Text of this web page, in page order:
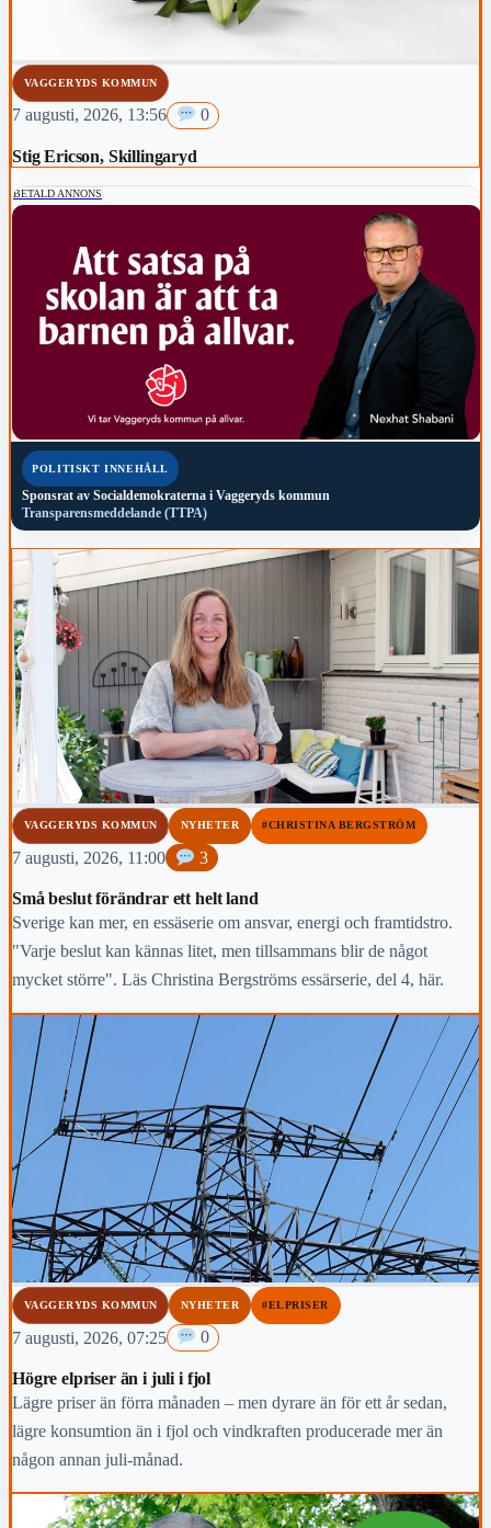
VAGGERYDS KOMMUN
7 augusti, 2026, 13:56 0
Stig Ericson, Skillingaryd
BETALD ANNONS
POLITISKT INNEHÅLL
Sponsrat av Socialdemokraterna i Vaggeryds kommun
Transparensmeddelande (TTPA)
VAGGERYDS KOMMUN NYHETER #CHRISTINA BERGSTRÖM
7 augusti, 2026, 11:00 3
Små beslut förändrar ett helt land
Sverige kan mer, en essäserie om ansvar, energi och framtidstro.
"Varje beslut kan kännas litet, men tillsammans blir de något
mycket större". Läs Christina Bergströms essärserie, del 4, här.
VAGGERYDS KOMMUN NYHETER #ELPRISER
7 augusti, 2026, 07:25 0
Högre elpriser än i juli i fjol
Lägre priser än förra månaden – men dyrare än för ett år sedan,
lägre konsumtion än i fjol och vindkraften producerade mer än
någon annan juli-månad.